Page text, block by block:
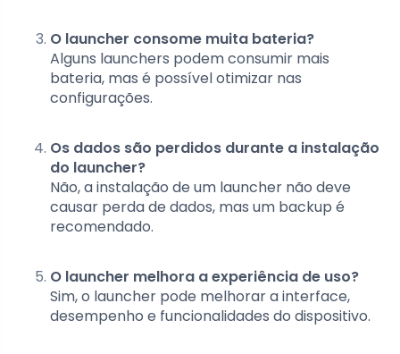
O launcher consome muita bateria?
Alguns launchers podem consumir mais
bateria, mas é possível otimizar nas
configurações.
Os dados são perdidos durante a instalação
do launcher?
Não, a instalação de um launcher não deve
causar perda de dados, mas um backup é
recomendado.
O launcher melhora a experiência de uso?
Sim, o launcher pode melhorar a interface,
desempenho e funcionalidades do dispositivo.